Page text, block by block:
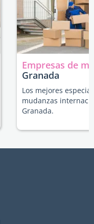
Empresas de
Granada
Los mejores
mudanzas
Granada.